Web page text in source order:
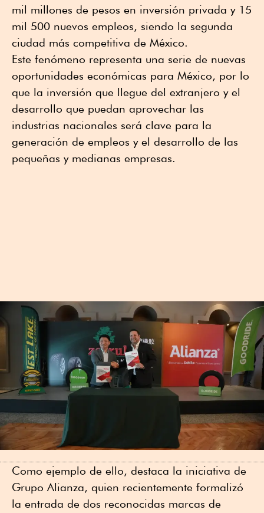
mil millones de pesos en inversión privada y 15
mil 500 nuevos empleos, siendo la segunda
ciudad más competitiva de México.
Este fenómeno representa una serie de nuevas
oportunidades económicas para México, por lo
que la inversión que llegue del extranjero y el
desarrollo que puedan aprovechar las
industrias nacionales será clave para la
generación de empleos y el desarrollo de las
pequeñas y medianas empresas.
Como ejemplo de ello, destaca la iniciativa de
Grupo Alianza, quien recientemente formalizó
la entrada de dos reconocidas marcas de